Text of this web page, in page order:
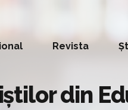
Revista
din